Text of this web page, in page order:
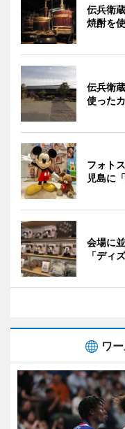
伝兵衛
焼酎を
伝兵衛
使った
フォト
児島に
会場に
「ディ
ワ